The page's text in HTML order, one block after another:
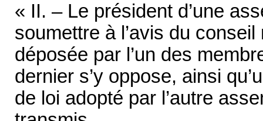
« II. – Le président d’une
soumettre à l’avis du
déposée par l’un des
dernier s’y oppose, ainsi
de loi adopté par l’autre